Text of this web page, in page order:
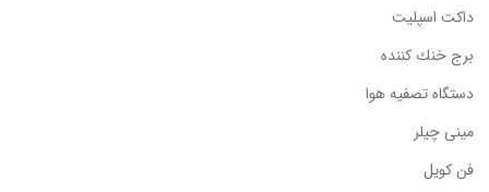
داكت اسپليت
برج خنك كننده
دستگاه تصفيه هوا
مینی چیلر
فن کویل